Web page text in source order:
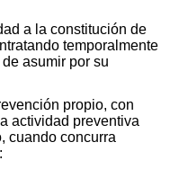
a la constitución de
temporalmente
asumir por su
propio, con
actividad preventiva
cuando concurra